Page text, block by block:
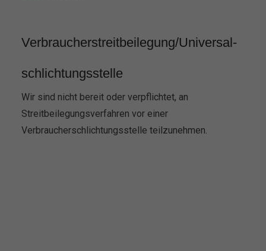
Verbraucher­streit­beilegung/Universal­
schlichtungs­stelle
Wir sind nicht bereit oder verpflichtet, an
Streitbeilegungsverfahren vor einer
Verbraucherschlichtungsstelle teilzunehmen.